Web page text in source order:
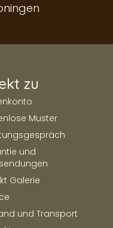
zu
Muster
und
Galerie
und Transport